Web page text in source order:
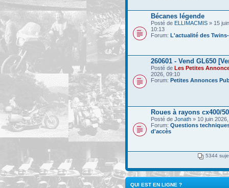
Bécanes légende
Posté de ELLIMACMIS » 15
10:13
Forum: L'actualité des
260601 - Vend GL650
Posté de Les Petites
2026, 09:10
Forum: Petites Annonces
Roues à rayons cx400/
Posté de Jonath » 10 juin
Forum: Questions
d'accès
5344
QUI EST EN LIGNE ?